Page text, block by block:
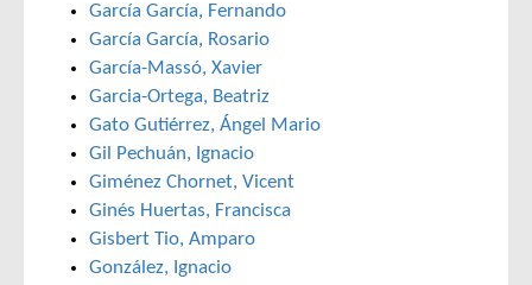
García García, Fernando
García García, Rosario
García-Massó, Xavier
Garcia-Ortega, Beatriz
Gato Gutiérrez, Ángel Mario
Gil Pechuán, Ignacio
Giménez Chornet, Vicent
Ginés Huertas, Francisca
Gisbert Tio, Amparo
González, Ignacio